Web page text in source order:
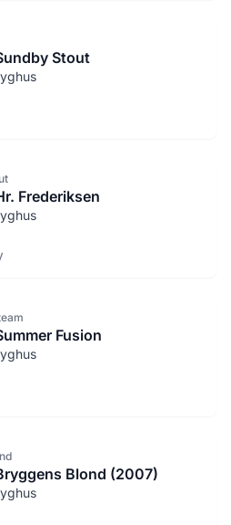
Stout
Frederiksen
Fusion
Blond (2007)